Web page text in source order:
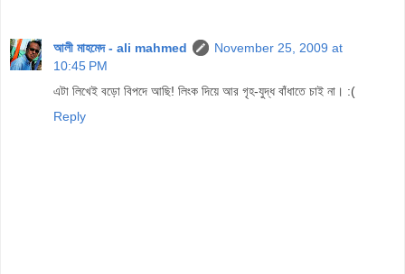
আলী মাহমেদ - ali mahmed
November 25, 2009 at
10:45 PM
এটা লিখেই বড়ো বিপদে আছি! লিংক দিয়ে আর গৃহ-যুদ্ধ বাঁধাতে চাই না। :(
Reply